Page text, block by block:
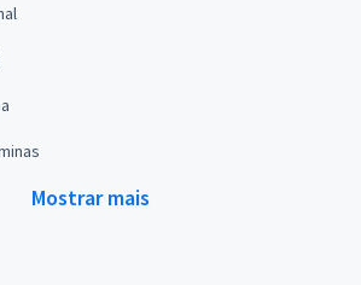
Mostrar mais